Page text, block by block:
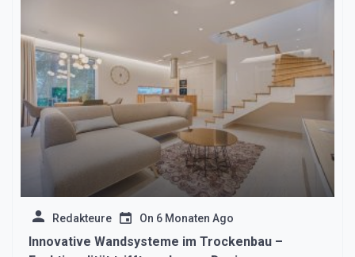
Redakteure On 6 Monaten Ago
Innovative Wandsysteme im Trockenbau –